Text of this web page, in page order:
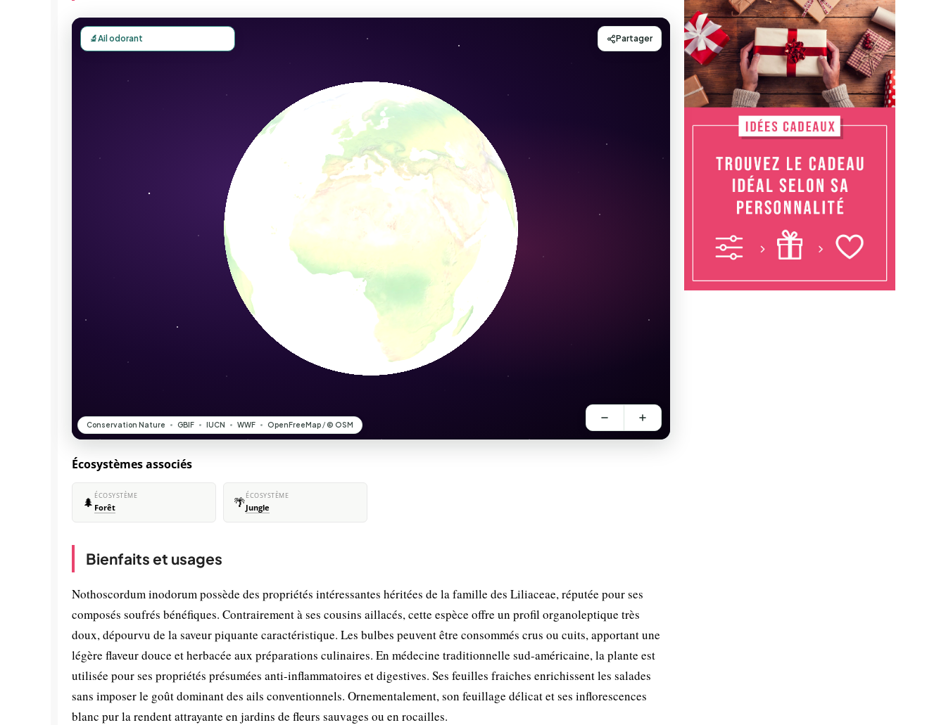
Écosystèmes associés
🌲 ÉCOSYSTÈME
Forêt 🌴ÉCOSYSTÈME
Jungle
Bienfaits et usages
Nothoscordum inodorum possède des propriétés intéressantes héritées de la famille des Liliaceae, réputée pour ses
composés soufrés bénéfiques. Contrairement à ses cousins aillacés, cette espèce offre un profil organoleptique très
doux, dépourvu de la saveur piquante caractéristique. Les bulbes peuvent être consommés crus ou cuits, apportant une
légère flaveur douce et herbacée aux préparations culinaires. En médecine traditionnelle sud-américaine, la plante est
utilisée pour ses propriétés présumées anti-inflammatoires et digestives. Ses feuilles fraiches enrichissent les salades
sans imposer le goût dominant des ails conventionnels. Ornementalement, son feuillage délicat et ses inflorescences
blanc pur la rendent attrayante en jardins de fleurs sauvages ou en rocailles.